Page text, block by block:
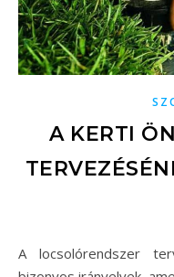
A KERTI
A locsolórendszer tervezéssel kapcsolatban léteznek